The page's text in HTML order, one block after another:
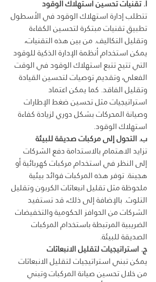
أ. تقنيات تحسين استهلاك الوقود
تتطلب إدارة استهلاك الوقود في الأسطول
تطبيق تقنيات مبتكرة لتحسين الكفاءة
وتقليل التكاليف. من بين هذه التقنيات،
يمكن استخدام أنظمة الإدارة الذكية للوقود
التي تتيح تتبع استهلاك الوقود في الوقت
الفعلي، وتقديم توصيات لتحسين القيادة
وتقليل الفاقد. كما يمكن اعتماد
استراتيجيات مثل تحسين ضغط الإطارات
وصيانة المحركات بشكل دوري لزيادة كفاءة
استهلاك الوقود.
ب. التحول إلى مركبات صديقة للبيئة
تزايد الاهتمام بالاستدامة دفع الشركات
إلى النظر في استخدام مركبات كهربائية أو
هجينة. توفر هذه المركبات فوائد بيئية
ملحوظة مثل تقليل انبعاثات الكربون وتقليل
التلوث. بالإضافة إلى ذلك، قد تستفيد
الشركات من الحوافز الحكومية والتخفيضات
الضريبية المرتبطة باستخدام المركبات
الصديقة للبيئة.
ج. استراتيجيات لتقليل الانبعاثات
يمكن تبني استراتيجيات لتقليل الانبعاثات
من خلال تحسين صيانة المركبات وتبني